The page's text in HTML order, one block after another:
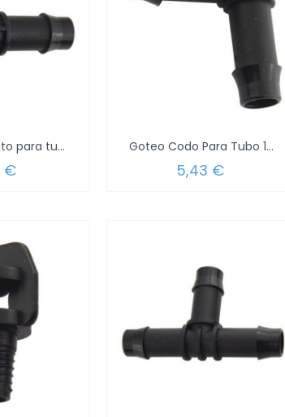
Goteo Manguito para tubo 1/2" (Blister 4...
€
Goteo Codo Para Tubo 1/2" (Blister 2 Piezas)
5,43 €